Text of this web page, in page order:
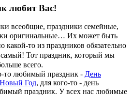
любит Вас!
всеобщие, праздники семейные,
оригинальные… Их может быть
какой-то из праздников обязательно
Тот праздник, который мы
всего.
то любимый праздник - День
Новый Год, для кого-то - день
праздник. У всех нас любимые